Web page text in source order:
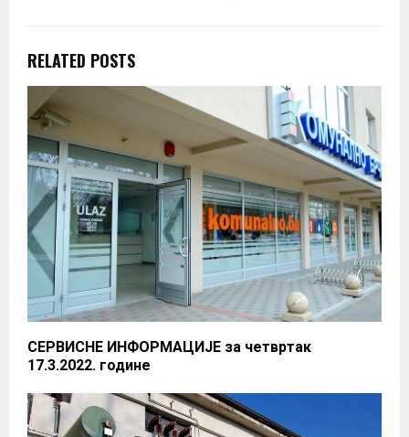
RELATED POSTS
СЕРВИСНЕ ИНФОРМАЦИЈЕ за четвртак
17.3.2022. године